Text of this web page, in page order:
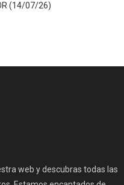
(14/07/26)
web y descubras todas las